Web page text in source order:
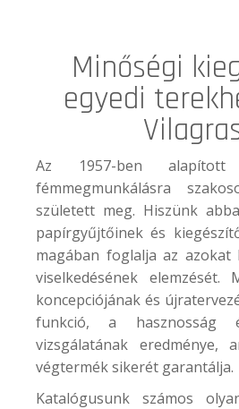
Minőségi
egyedi
Az 1957-ben
fémmegmunkálásra
született meg. Hiszünk
papírgyűjtőinek és
magában foglalja az azokat
viselkedésének
koncepciójának és
funkció, a hasznosság
vizsgálatának eredménye,
végtermék sikerét garantálja.
Katalógusunk számos